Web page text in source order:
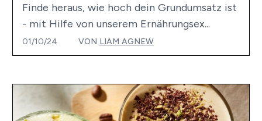
Finde heraus, wie hoch dein Grundumsatz ist
- mit Hilfe von unserem Ernährungsex...
01/10/24 VON LIAM AGNEW